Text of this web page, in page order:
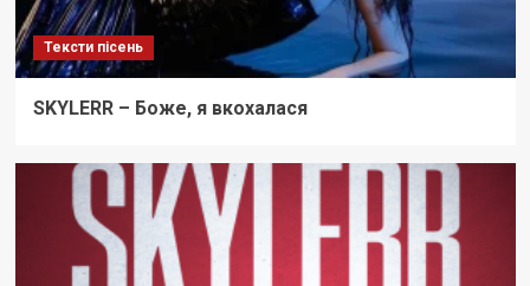
Тексти пісень
SKYLERR – Боже, я вкохалася